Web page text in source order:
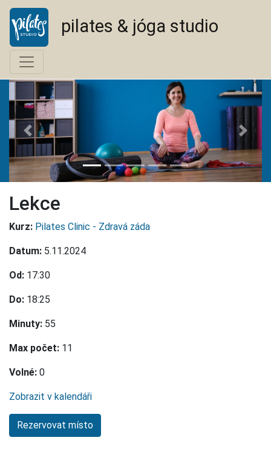
pilates & jóga studio
<-- -->
Lekce
Kurz: Pilates Clinic - Zdravá záda
Datum: 5.11.2024
Od: 17:30
Do: 18:25
Minuty: 55
Max počet: 11
Volné: 0
Zobrazit v kalendáři